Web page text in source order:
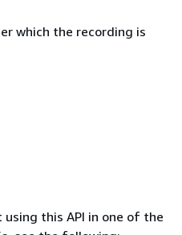
which the recording is
this API in one of the